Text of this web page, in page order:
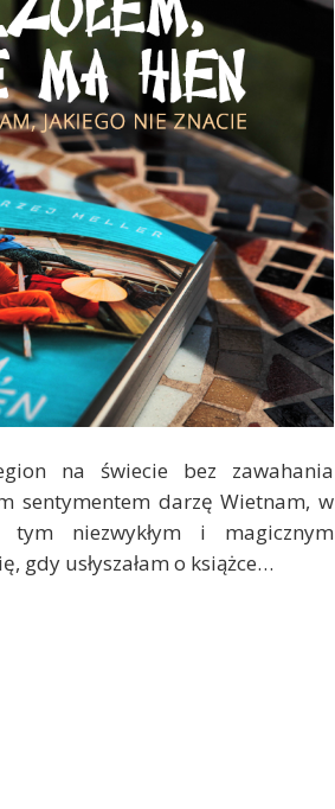
na świecie bez zawahania
sentymentem darzę Wietnam, w
niezwykłym i magicznym
gdy usłyszałam o książce…